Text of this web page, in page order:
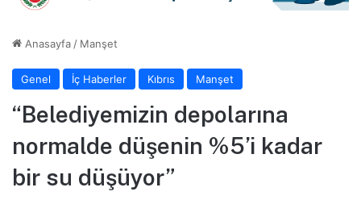
Anasayfa / Manşet
Genel İç Haberler Kıbrıs Manşet
“Belediyemizin depolarına
normalde düşenin %5’i kadar
bir su düşüyor”